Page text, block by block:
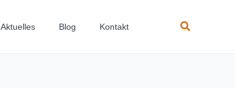
Aktuelles Blog Kontakt Suchen